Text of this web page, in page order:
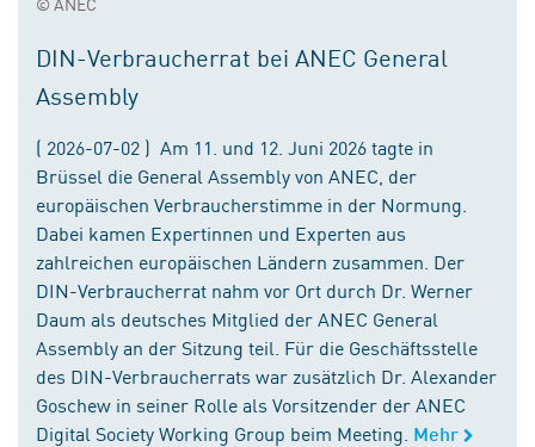
DIN-Verbraucherrat bei ANEC General
Assembly
( 2026-07-02 ) Am 11. und 12. Juni 2026 tagte in
Brüssel die General Assembly von ANEC, der
europäischen Verbraucherstimme in der Normung.
Dabei kamen Expertinnen und Experten aus
zahlreichen europäischen Ländern zusammen. Der
DIN-Verbraucherrat nahm vor Ort durch Dr. Werner
Daum als deutsches Mitglied der ANEC General
Assembly an der Sitzung teil. Für die Geschäftsstelle
des DIN-Verbraucherrats war zusätzlich Dr. Alexander
Goschew in seiner Rolle als Vorsitzender der ANEC
Digital Society Working Group beim Meeting. Mehr